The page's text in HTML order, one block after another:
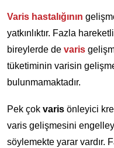
Varis hastalığının
yatkınlıktır. Fazla
bireylerde de varis
tüketiminin varisin
bulunmamaktadır.
Pek çok varis önleyici
varis gelişmesini
söylemekte yarar vardır.